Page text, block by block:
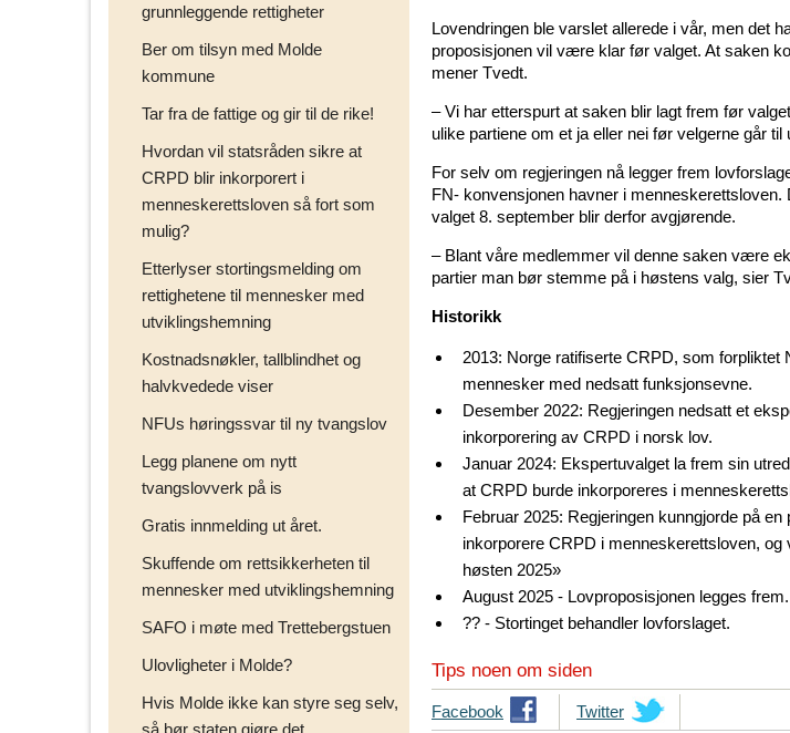
grunnleggende rettigheter
Ber om tilsyn med Molde
kommune
Tar fra de fattige og gir til de rike!
Hvordan vil statsråden sikre at
CRPD blir inkorporert i
menneskerettsloven så fort som
mulig?
Etterlyser stortingsmelding om
rettighetene til mennesker med
utviklingshemning
Kostnadsnøkler, tallblindhet og
halvkvedede viser
NFUs høringssvar til ny tvangslov
Legg planene om nytt
tvangslovverk på is
Gratis innmelding ut året.
Skuffende om rettsikkerheten til
mennesker med utviklingshemning
SAFO i møte med Trettebergstuen
Ulovligheter i Molde?
Hvis Molde ikke kan styre seg selv,
så bør staten gjøre det
Lovendringen ble varslet allerede i vår, men det
proposisjonen vil være klar før valget. At saken
mener Tvedt.
– Vi har etterspurt at saken blir lagt frem før
ulike partiene om et ja eller nei før velgerne går til
For selv om regjeringen nå legger frem
FN- konvensjonen havner i
valget 8. september blir derfor avgjørende.
– Blant våre medlemmer vil denne saken være
partier man bør stemme på i høstens valg, sier
Historikk
2013: Norge ratifiserte CRPD, som forpliktet
mennesker med nedsatt funksjonsevne.
Desember 2022: Regjeringen nedsatt et
inkorporering av CRPD i norsk lov.
Januar 2024: Ekspertuvalget la frem sin
at CRPD burde inkorporeres i
Februar 2025: Regjeringen kunngjorde på
inkorporere CRPD i menneskerettsloven,
høsten 2025»
August 2025 - Lovproposisjonen legges frem.
?? - Stortinget behandler lovforslaget.
Tips noen om siden
T
Facebook
T
Twitter